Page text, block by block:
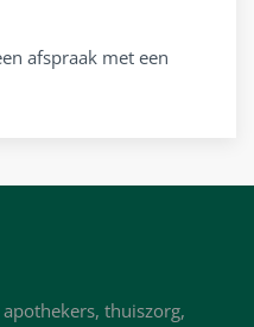
afspraak met een
thuiszorg,